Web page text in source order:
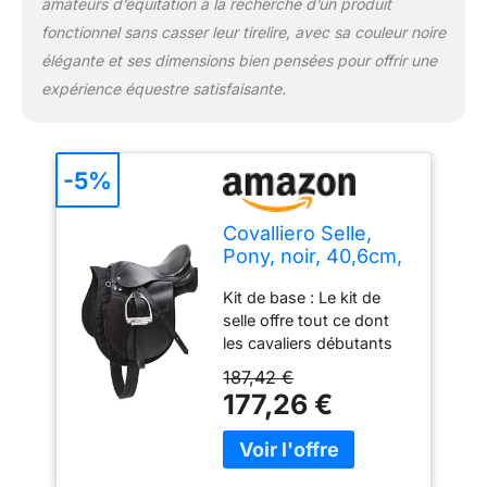
fonctionnel sans casser leur tirelire, avec sa couleur noire
élégante et ses dimensions bien pensées pour offrir une
expérience équestre satisfaisante.
Covalliero Selle,
Pony, noir, 40,6cm,
29,5cm, longueur
de sangle 95cm,
confortable, bien
ajustée, avec et
tapis de selle inclus
Kit de base : Le kit de
selle offre tout ce dont
les cavaliers débutants
lancer dans l’équitation
au meilleur prix. Inutile de
se mettre à la recherche
des différentes pièces
187,42 €
177,26 €
-5%